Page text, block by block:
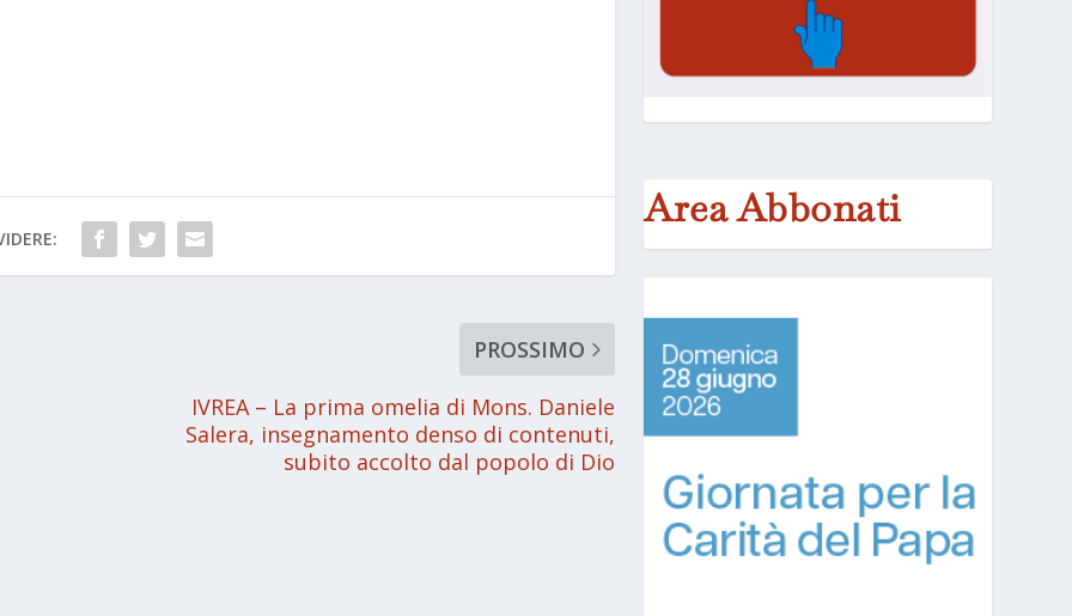
PROSSIMO
IVREA – La prima omelia di Mons. Daniele
Salera, insegnamento denso di contenuti,
subito accolto dal popolo di Dio
Area Abbonati